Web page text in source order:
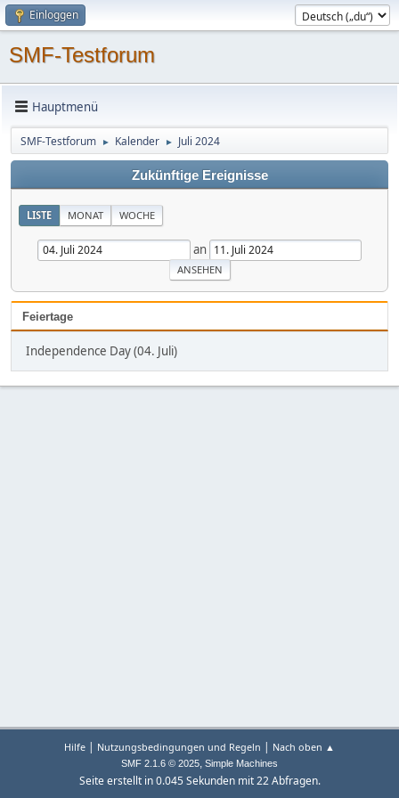
Einloggen
SMF-Testforum
Hauptmenü
SMF-Testforum ► Kalender ► Juli 2024
Zukünftige Ereignisse
LISTE MONAT WOCHE
an
Feiertage
Independence Day (04. Juli)
Hilfe | Nutzungsbedingungen und Regeln | Nach oben ▲
SMF 2.1.6 © 2025, Simple Machines
Seite erstellt in 0.045 Sekunden mit 22 Abfragen.